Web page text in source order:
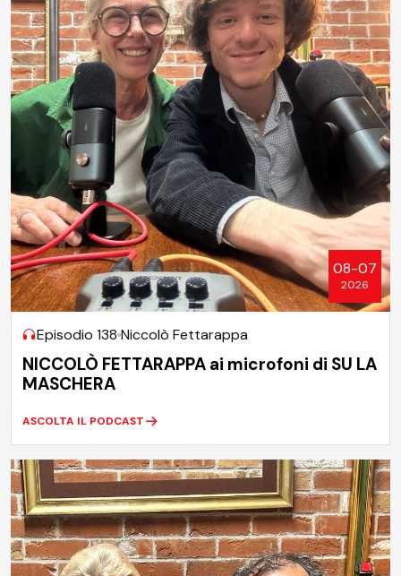
08-07
2026
Episodio 138 Niccolò Fettarappa
NICCOLÒ FETTARAPPA ai microfoni di SU LA
MASCHERA
ASCOLTA IL PODCAST